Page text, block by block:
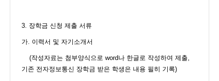
3. 장학금 신청 제출 서류
가. 이력서 및 자기소개서
(작성자료는 첨부양식으로 word나 한글로 작성하여 제출,
기존 전자정보통신 장학금 받은 학생은 내용 필히 기록)